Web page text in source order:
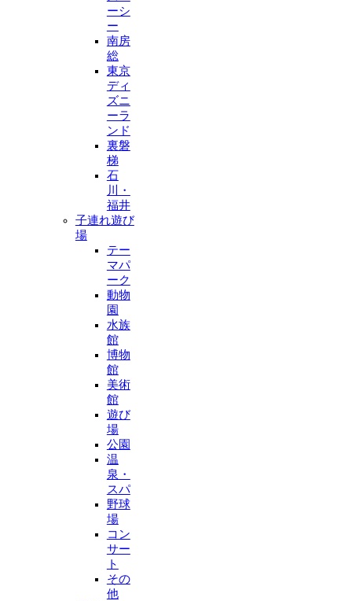
ーシ
ー
南房
総
東京
ディ
ズニ
ーラ
ンド
裏磐
梯
石
川・
福井
子連れ遊び
場
テー
マパ
ーク
動物
園
水族
館
博物
館
美術
館
遊び
場
公園
温
泉・
スパ
野球
場
コン
サー
ト
その
他